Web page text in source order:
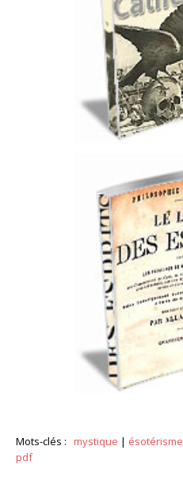
Mots-clés : mystique | ésotérisme
pdf